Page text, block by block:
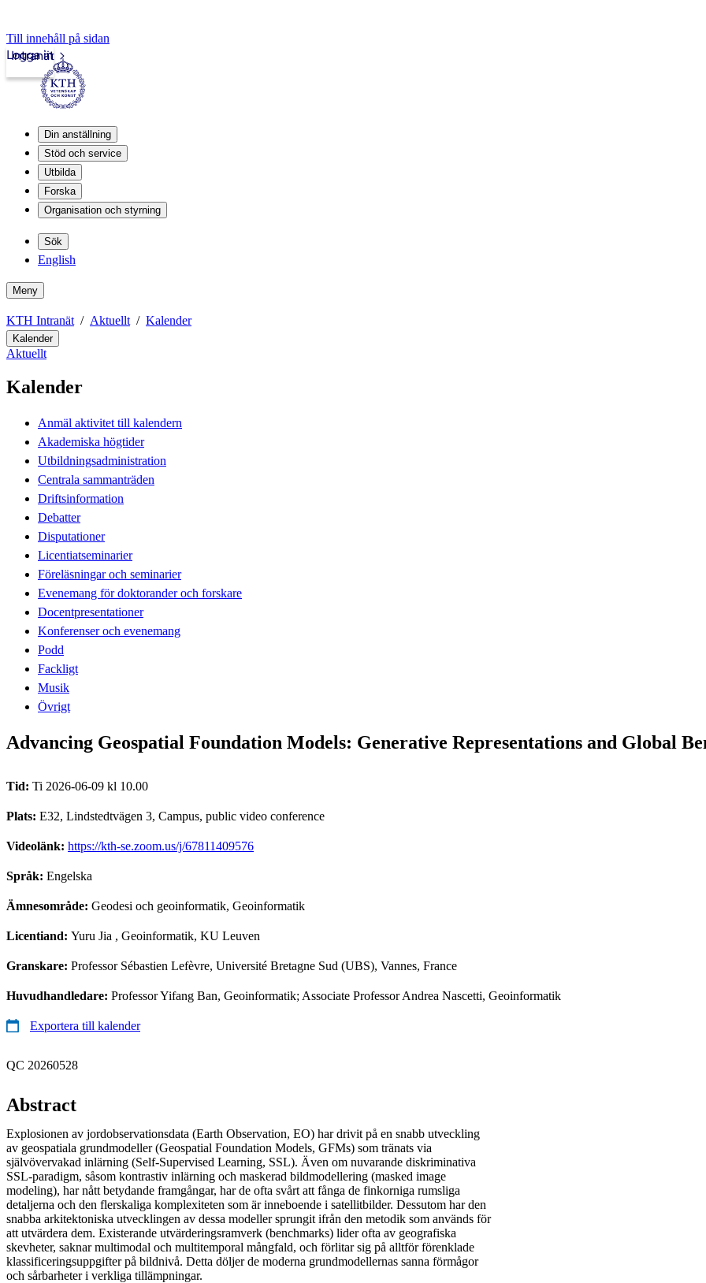
Till innehåll på sidan
Intranät
Logga in
Din anställning
Stöd och service
Utbilda
Forska
Organisation och styrning
Sök
English
Meny
KTH Intranät Aktuellt Kalender
Kalender
Aktuellt
Kalender
Anmäl aktivitet till kalendern
Akademiska högtider
Utbildningsadministration
Centrala sammanträden
Driftsinformation
Debatter
Disputationer
Licentiatseminarier
Föreläsningar och seminarier
Evenemang för doktorander och forskare
Docentpresentationer
Konferenser och evenemang
Podd
Fackligt
Musik
Övrigt
Advancing Geospatial Foundation Models: Generative Representations and Global
Tid: Ti 2026-06-09 kl 10.00
Plats: E32, Lindstedtvägen 3, Campus, public video conference
Videolänk: https://kth-se.zoom.us/j/67811409576
Språk: Engelska
Ämnesområde: Geodesi och geoinformatik, Geoinformatik
Licentiand: Yuru Jia , Geoinformatik, KU Leuven
Granskare: Professor Sébastien Lefèvre, Université Bretagne Sud (UBS), Vannes, France
Huvudhandledare: Professor Yifang Ban, Geoinformatik; Associate Professor Andrea Nascetti, Geoinformatik
Exportera till kalender
QC 20260528
Abstract
Explosionen av jordobservationsdata (Earth Observation, EO) har drivit på en snabb utveckling
av geospatiala grundmodeller (Geospatial Foundation Models, GFMs) som tränats via
självövervakad inlärning (Self-Supervised Learning, SSL). Även om nuvarande diskriminativa
SSL-paradigm, såsom kontrastiv inlärning och maskerad bildmodellering (masked image
modeling), har nått betydande framgångar, har de ofta svårt att fånga de finkorniga rumsliga
detaljerna och den flerskaliga komplexiteten som är inneboende i satellitbilder. Dessutom har den
snabba arkitektoniska utvecklingen av dessa modeller sprungit ifrån den metodik som används för
att utvärdera dem. Existerande utvärderingsramverk (benchmarks) lider ofta av geografiska
skevheter, saknar multimodal och multitemporal mångfald, och förlitar sig på alltför förenklade
klassificeringsuppgifter på bildnivå. Detta döljer de moderna grundmodellernas sanna förmågor
och sårbarheter i verkliga tillämpningar.